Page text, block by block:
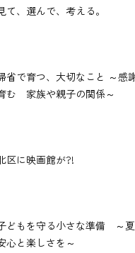
て、選んで、考える。
省で育つ、大切なこと ～感
む 家族や親子の関係～
区に映画館が?!
どもを守る小さな準備 ～
心と楽しさを～